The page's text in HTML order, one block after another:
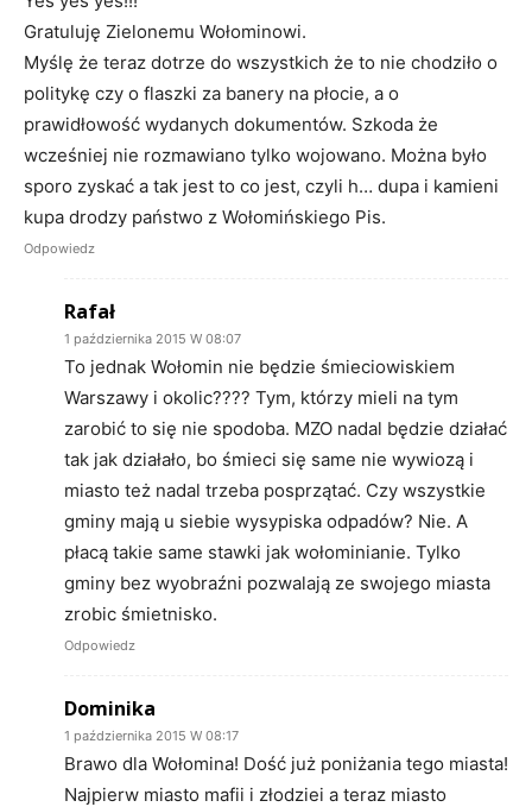
Gratuluję Zielonemu Wołominowi.
Myślę że teraz dotrze do wszystkich że to nie chodziło o
politykę czy o flaszki za banery na płocie, a o
prawidłowość wydanych dokumentów. Szkoda że
wcześniej nie rozmawiano tylko wojowano. Można było
sporo zyskać a tak jest to co jest, czyli h… dupa i kamieni
kupa drodzy państwo z Wołomińskiego Pis.
Odpowiedz
Rafał
1 października 2015 W 08:07
To jednak Wołomin nie będzie śmieciowiskiem
Warszawy i okolic???? Tym, którzy mieli na tym
zarobić to się nie spodoba. MZO nadal będzie działać
tak jak działało, bo śmieci się same nie wywiozą i
miasto też nadal trzeba posprzątać. Czy wszystkie
gminy mają u siebie wysypiska odpadów? Nie. A
płacą takie same stawki jak wołominianie. Tylko
gminy bez wyobraźni pozwalają ze swojego miasta
zrobic śmietnisko.
Odpowiedz
Dominika
1 października 2015 W 08:17
Brawo dla Wołomina! Dość już poniżania tego miasta!
Najpierw miasto mafii i złodziei a teraz miasto